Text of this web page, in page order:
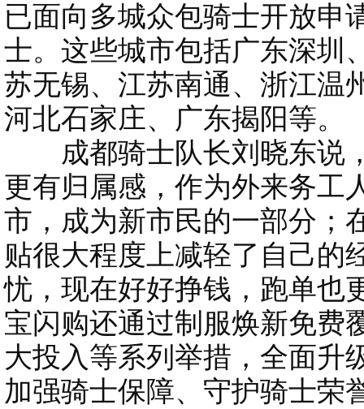
已面向多城众包骑士开放申
士。这些城市包括广东深圳
苏无锡、江苏南通、浙江温
河北石家庄、广东揭阳等。
成都骑士队长刘晓东说
更有归属感，作为外来务工
市，成为新市民的一部分；
贴很大程度上减轻了自己的
忧，现在好好挣钱，跑单也
宝闪购还通过制服焕新免费
大投入等系列举措，全面升
加强骑士保障、守护骑士荣